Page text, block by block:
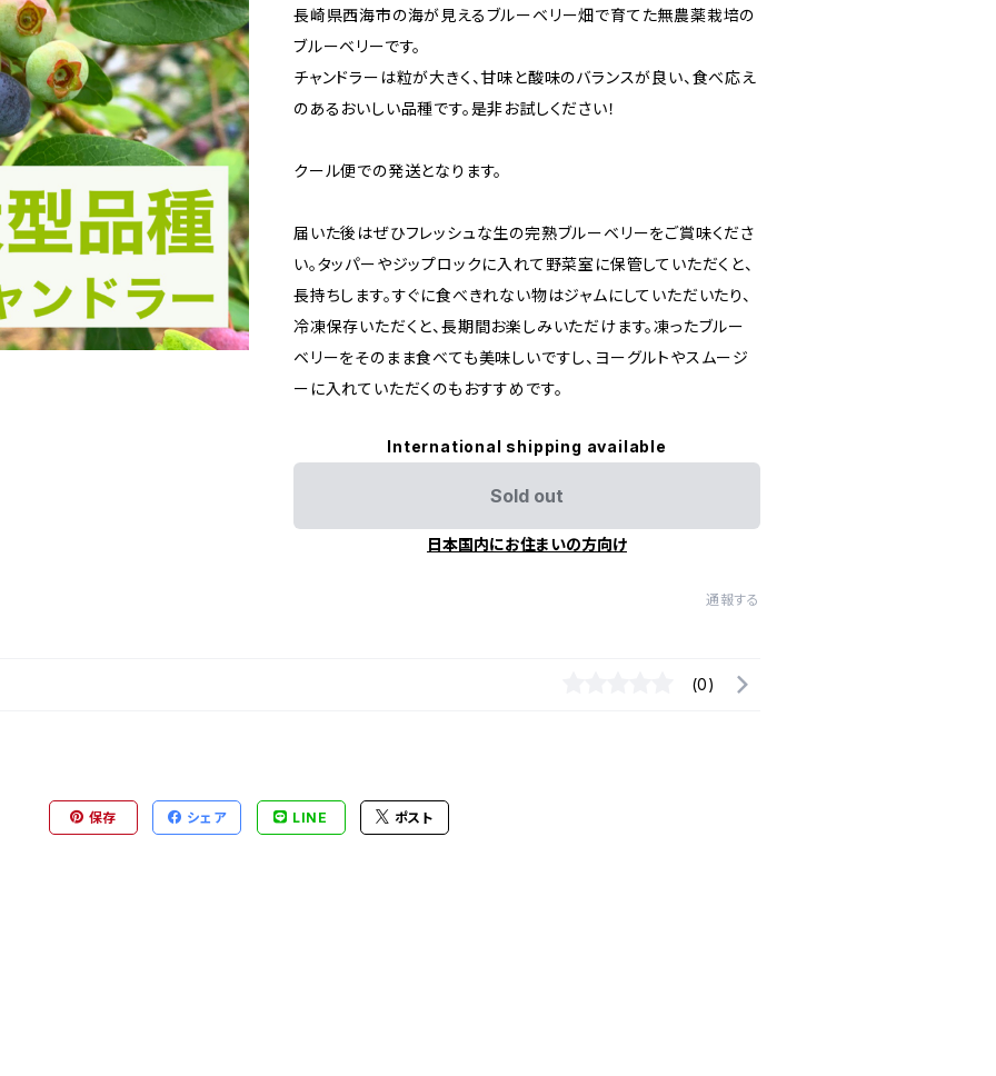
長崎県西海市の海が見えるブルーベリー畑で育てた無農薬栽培の
ブルーベリーです。
チャンドラーは粒が大きく、甘味と酸味のバランスが良い、食べ応え
のあるおいしい品種です。是非お試しください！
クール便での発送となります。
届いた後はぜひフレッシュな生の完熟ブルーベリーをご賞味くださ
い。タッパーやジップロックに入れて野菜室に保管していただくと、
長持ちします。すぐに食べきれない物はジャムにしていただいたり、
冷凍保存いただくと、長期間お楽しみいただけます。凍ったブルー
ベリーをそのまま食べても美味しいですし、ヨーグルトやスムージ
ーに入れていただくのもおすすめです。
International shipping available
Sold out
日本国内にお住まいの方向け
通報する
(0)
保存 シェア LINE ポスト